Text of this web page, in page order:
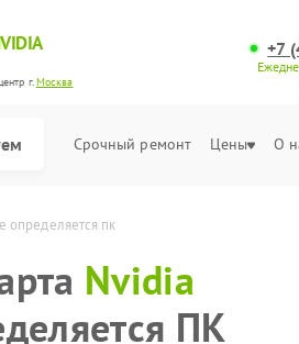
г.Москва
+7
Срочный ремонт Цены О
определяется пк
Nvidia
ПК